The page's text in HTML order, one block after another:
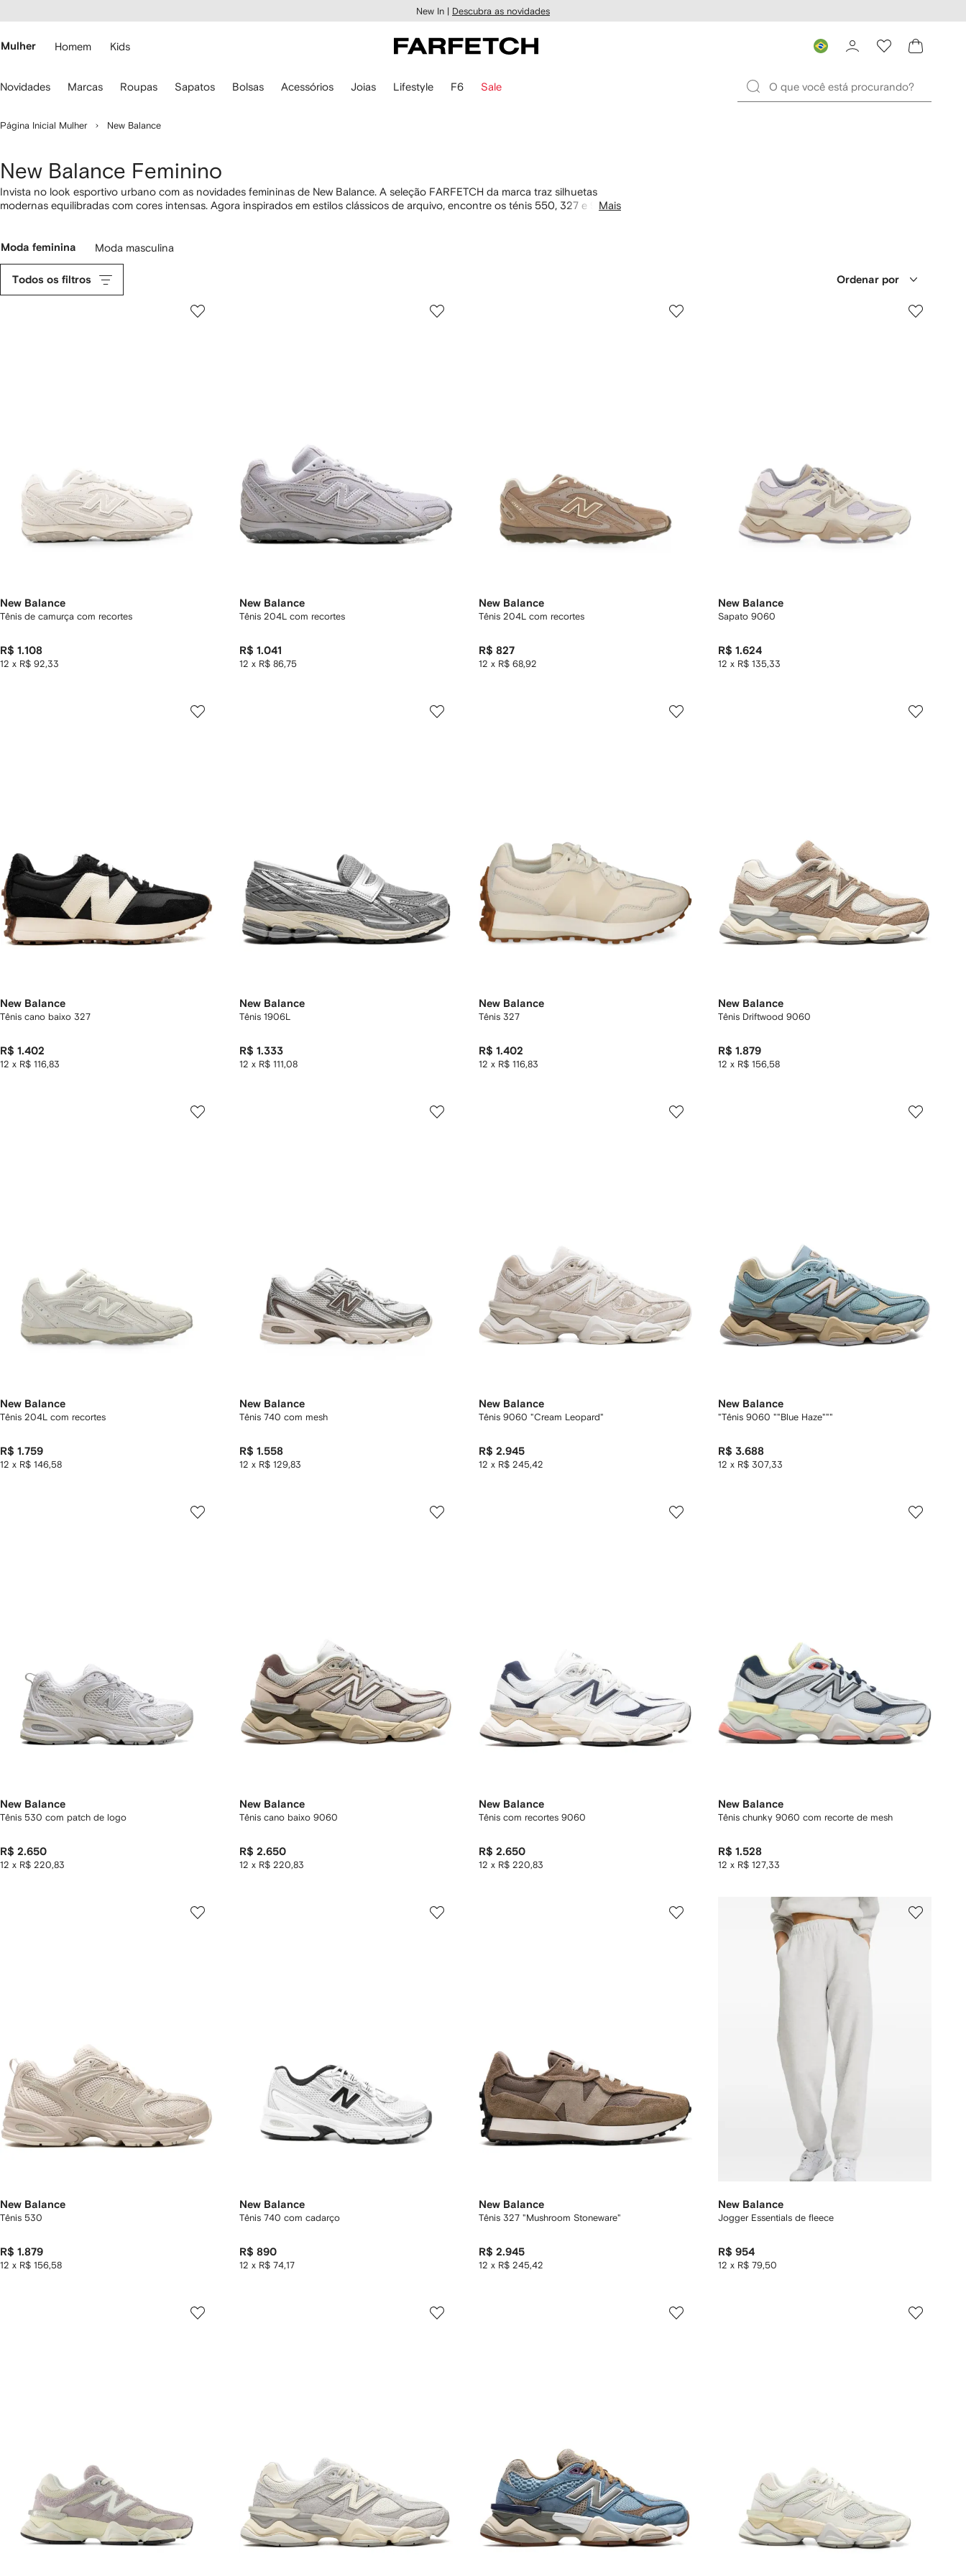
New In | Descubra as novidades
Mulher Homem Kids
Novidades Marcas Roupas Sapatos Bolsas Acessórios Joias Lifestyle F6 Sale
Página Inicial Mulher New Balance
New Balance Feminino
Invista no look esportivo urbano com as novidades femininas de New Balance. A seleção FARFETCH da marca traz silhuetas
modernas equilibradas com cores intensas. Agora inspirados em estilos clássicos de arquivo, encontre os ténis 550, 327 e 990Mais
Moda feminina Moda masculina
Todos os filtros Ordenar por
New Balance
Tênis de camurça com recortes
R$ 1.108
12 x R$ 92,33
New Balance
Tênis 204L com recortes
R$ 1.041
12 x R$ 86,75
New Balance
Tênis 204L com recortes
R$ 827
12 x R$ 68,92
New Balance
Sapato 9060
R$ 1.624
12 x R$ 135,33
New Balance
Tênis cano baixo 327
R$ 1.402
12 x R$ 116,83
New Balance
Tênis 1906L
R$ 1.333
12 x R$ 111,08
New Balance
Tênis 327
R$ 1.402
12 x R$ 116,83
New Balance
Tênis Driftwood 9060
R$ 1.879
12 x R$ 156,58
New Balance
Tênis 204L com recortes
R$ 1.759
12 x R$ 146,58
New Balance
Tênis 740 com mesh
R$ 1.558
12 x R$ 129,83
New Balance
Tênis 9060 "Cream Leopard"
R$ 2.945
12 x R$ 245,42
New Balance
"Tênis 9060 ""Blue Haze"""
R$ 3.688
12 x R$ 307,33
New Balance
Tênis 530 com patch de logo
R$ 2.650
12 x R$ 220,83
New Balance
Tênis cano baixo 9060
R$ 2.650
12 x R$ 220,83
New Balance
Tênis com recortes 9060
R$ 2.650
12 x R$ 220,83
New Balance
Tênis chunky 9060 com recorte de mesh
R$ 1.528
12 x R$ 127,33
New Balance
Tênis 530
R$ 1.879
12 x R$ 156,58
New Balance
Tênis 740 com cadarço
R$ 890
12 x R$ 74,17
New Balance
Tênis 327 "Mushroom Stoneware"
R$ 2.945
12 x R$ 245,42
New Balance
Jogger Essentials de fleece
R$ 954
12 x R$ 79,50